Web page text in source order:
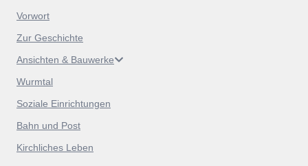
Vorwort
Zur Geschichte
Ansichten & Bauwerke
Wurmtal
Soziale Einrichtungen
Bahn und Post
Kirchliches Leben